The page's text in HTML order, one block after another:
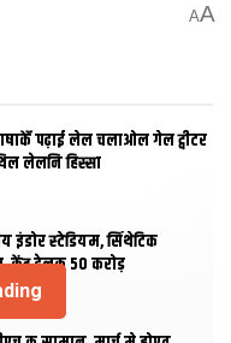
AA
पढ़ाई लेल चलाओल गेल ट्वीटर
लेलनि हिस्सा
इंडोर स्‍टेडि‍यम, सिंथेटिक
केंद्र देलक 50 करोड़